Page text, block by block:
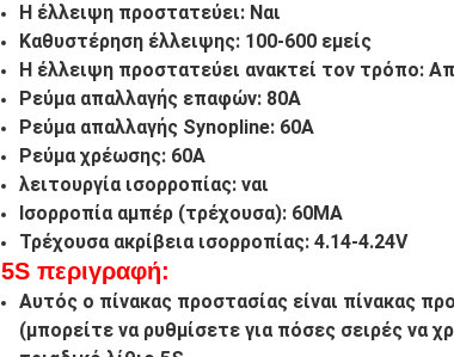
Η έλλειψη προστατεύει: Ναι
Καθυστέρηση έλλειψης: 100-600 εμείς
Η έλλειψη προστατεύει ανακτεί τον τρόπο:
Ρεύμα απαλλαγής επαφών: 80A
Ρεύμα απαλλαγής Synopline: 60A
Ρεύμα χρέωσης: 60A
λειτουργία ισορροπίας: ναι
Ισορροπία αμπέρ (τρέχουσα): 60MA
Τρέχουσα ακρίβεια ισορροπίας: 4.14-4.24V
5S περιγραφή:
Αυτός ο πίνακας προστασίας είναι πίνακας
(μπορείτε να ρυθμίσετε για πόσες σειρές να